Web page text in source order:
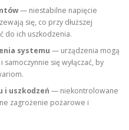
— niestabilne napięcie
się, co przy dłuższej
do ich uszkodzenia.
systemu — urządzenia mogą
się wyłączać, by
i uszkodzeń — niekontrolowane
zagrożenie pożarowe i